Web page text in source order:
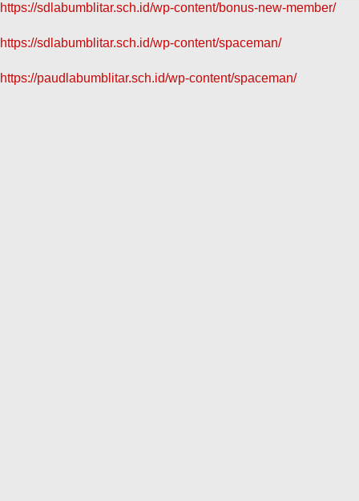
https://sdlabumblitar.sch.id/wp-content/bonus-new-member/
https://sdlabumblitar.sch.id/wp-content/spaceman/
https://paudlabumblitar.sch.id/wp-content/spaceman/